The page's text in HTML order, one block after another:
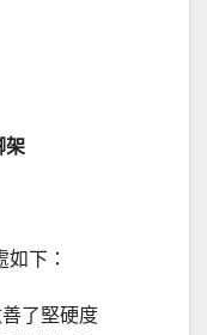
架
下：
了堅硬度